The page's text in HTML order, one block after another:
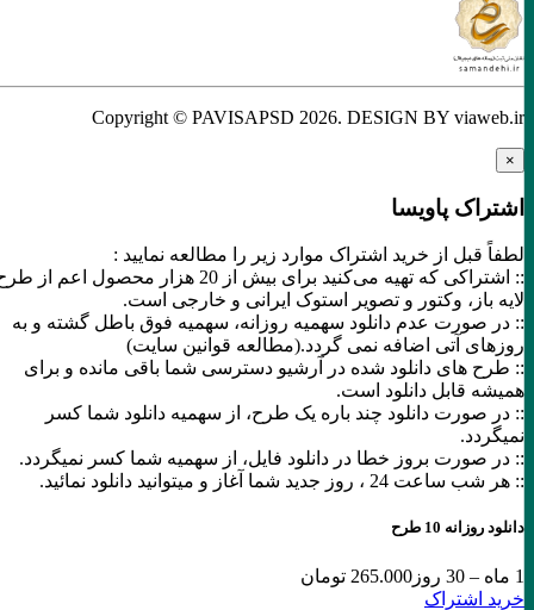
Copyright © PAVISAPSD2026 . DESIGN BY viaweb.ir
اشتراک پاویسا
لطفاً قبل از خرید اشتراک موارد زیر را مطالعه نمایید :
:: اشتراکی که تهیه می‌کنید برای بیش از 20 هزار محصول اعم از طرح
لایه باز، وکتور و تصویر استوک ایرانی و خارجی است.
:: در صورت عدم دانلود سهمیه روزانه، سهمیه فوق باطل گشته و به
روزهای آتی اضافه نمی گردد.(مطالعه قوانین سایت)
:: طرح های دانلود شده در آرشیو دسترسی شما باقی مانده و برای
همیشه قابل دانلود است.
:: در صورت دانلود چند باره یک طرح، از سهمیه دانلود شما کسر
نمیگردد.
:: در صورت بروز خطا در دانلود فایل، از سهمیه شما کسر نمیگردد.
:: هر شب ساعت 24 ،‌ روز جدید شما آغاز و میتوانید دانلود نمائید.
دانلود روزانه 10 طرح
265.000 تومان
خرید اشتراک